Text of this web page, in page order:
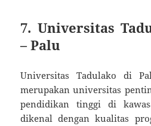
7. Universitas
– Palu
Universitas Tadulako di
merupakan universitas
pendidikan tinggi di
dikenal dengan kualitas